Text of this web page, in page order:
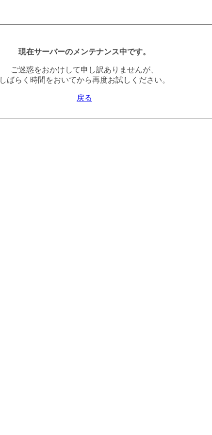
現在サーバーのメンテナンス中です。
ご迷惑をおかけして申し訳ありませんが、
しばらく時間をおいてから再度お試しください。
戻る